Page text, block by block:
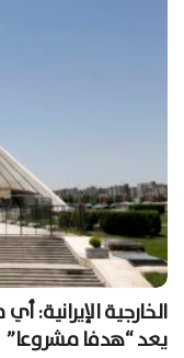
الخارجية
يعد “هدفا مشروعا”